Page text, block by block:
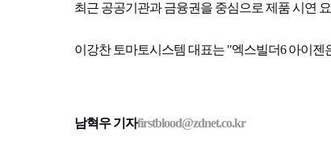
최근 공공기관과 금융권을 중심으로 제품 시연
이강찬 토마토시스템 대표는 "엑스빌더6 아이
남혁우 기자firstblood@zdnet.co.kr